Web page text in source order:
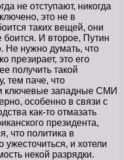
не отступают, никогда
это не в
таких вещей, они
И второе, Путин
Не нужно думать, что
презирает, это его
получить такой
тем паче, что
ключевые западные СМИ
особенно в связи с
как-то отмазать
президента,
что политика в
и хотели
некой разрядки.